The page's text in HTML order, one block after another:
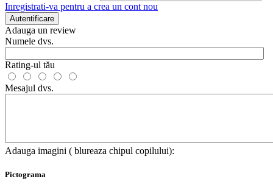
Inregistrati-va pentru a crea un cont nou
Autentificare
Adauga un review
Numele dvs.
Rating-ul tău
Mesajul dvs.
Adauga imagini ( blureaza chipul copilului):
Pictograma